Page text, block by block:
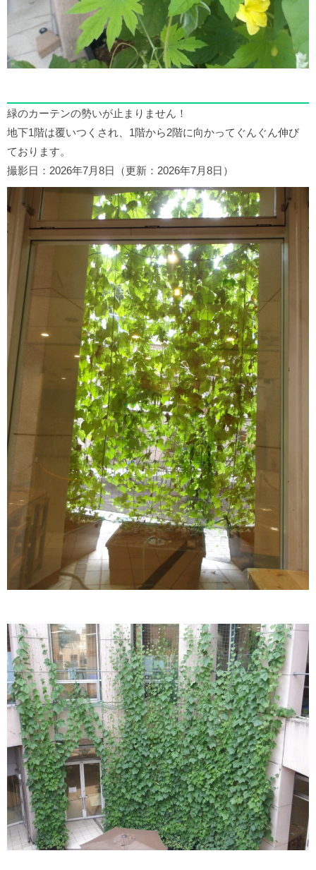
緑のカーテンの勢いが止まりません！
地下1階は覆いつくされ、1階から2階に向かってぐんぐん伸び
ております。
撮影日：2026年7月8日（更新：2026年7月8日）